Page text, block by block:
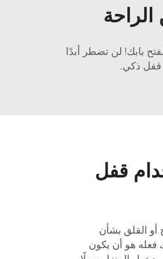
بابك! لن تضطر أبدًا
قفل ذكي.
قفل
القلق بشأن
فعله هو أن يكون